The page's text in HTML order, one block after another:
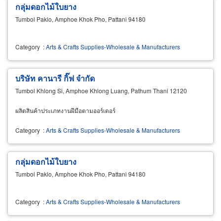
กลุ่มดอกไม้ใบยาง
Tumbol Paklo, Amphoe Khok Pho, Pattani 94180
Category :Arts & Crafts Supplies-Wholesale & Manufacturers
บริษัท คานารี กิ๊ฟ จำกัด
Tumbol Khlong Si, Amphoe Khlong Luang, Pathum Thani 12120
ผลิตสินค้าประเภทงานฝีมือตามออร์เดอร์
Category :Arts & Crafts Supplies-Wholesale & Manufacturers
กลุ่มดอกไม้ใบยาง
Tumbol Paklo, Amphoe Khok Pho, Pattani 94180
Category :Arts & Crafts Supplies-Wholesale & Manufacturers